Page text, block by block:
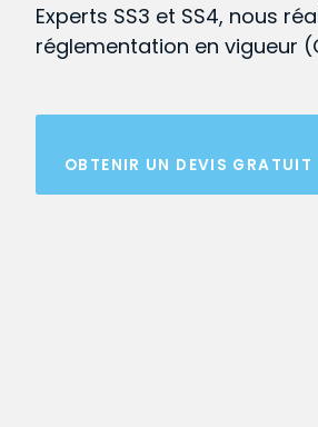
Experts SS3 et SS4, nous
réglementation en vigueur
OBTENIR UN DEVIS GRATUIT